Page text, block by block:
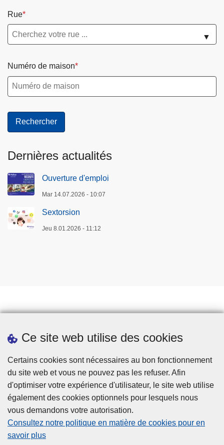
Ce site web utilise des cookies
Certains cookies sont nécessaires au bon fonctionnement
du site web et vous ne pouvez pas les refuser. Afin
d'optimiser votre expérience d'utilisateur, le site web utilise
également des cookies optionnels pour lesquels nous
vous demandons votre autorisation.
Consultez notre politique en matière de cookies pour en
savoir plus
Rue
▼
Numéro de maison
Dernières actualités
Ouverture d'emploi
Mar 14.07.2026 - 10:07
Sextorsion
Jeu 8.01.2026 - 11:12
Téléchargements
Presse